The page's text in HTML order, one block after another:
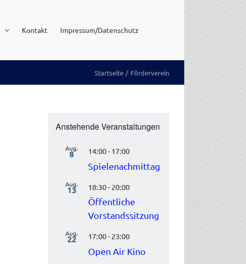
Kontakt Impressum/Datenschutz
Startseite Förderverein
Anstehende Veranstaltungen
Aug.
8 14:00- 17:00
Spielenachmittag
Aug.
13 18:30- 20:00
Öffentliche
Vorstandssitzung
Aug.
22 17:00- 23:00
Open Air Kino